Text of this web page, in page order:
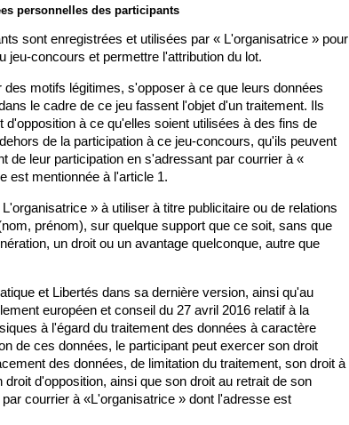
personnelles des participants
sont enregistrées et utilisées par « L'organisatrice » pour
jeu-concours et permettre l'attribution du lot.
des motifs légitimes, s'opposer à ce que leurs données
le cadre de ce jeu fassent l'objet d'un traitement. Ils
d'opposition à ce qu'elles soient utilisées à des fins de
de la participation à ce jeu-concours, qu'ils peuvent
de leur participation en s'adressant par courrier à «
est mentionnée à l'article 1.
» à utiliser à titre publicitaire ou de relations
prénom), sur quelque support que ce soit, sans que
un droit ou un avantage quelconque, autre que
et Libertés dans sa dernière version, ainsi qu'au
européen et conseil du 27 avril 2016 relatif à la
à l'égard du traitement des données à caractère
de ces données, le participant peut exercer son droit
des données, de limitation du traitement, son droit à
droit d'opposition, ainsi que son droit au retrait de son
courrier à «L'organisatrice » dont l'adresse est